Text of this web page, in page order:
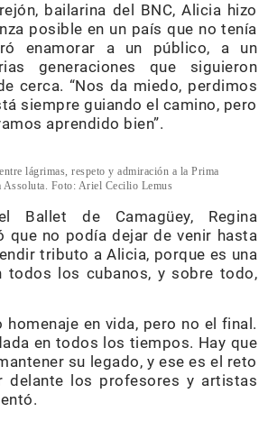
bailarina del BNC, Alicia hizo
posible en un país que no tenía
enamorar a un público, a un
generaciones que siguieron
cerca. “Nos da miedo, perdimos
siempre guiando el camino, pero
aprendido bien”.
lágrimas, respeto y admiración a la Prima
Assoluta. Foto: Ariel Cecilio Lemus
Ballet de Camagüey, Regina
que no podía dejar de venir hasta
tributo a Alicia, porque es una
todos los cubanos, y sobre todo,
homenaje en vida, pero no el final.
en todos los tiempos. Hay que
su legado, y ese es el reto
delante los profesores y artistas